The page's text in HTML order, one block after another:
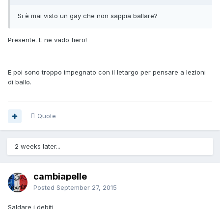
Si è mai visto un gay che non sappia ballare?
Presente. E ne vado fiero!
E poi sono troppo impegnato con il letargo per pensare a lezioni
di ballo.
Quote
2 weeks later...
cambiapelle
Posted September 27, 2015
Saldare i debiti